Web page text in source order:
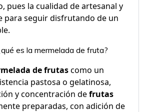
pues la cualidad de artesanal y
para seguir disfrutando de un
es la mermelada de fruta?
de frutascomo un
pastosa o gelatinosa,
y concentración defrutas
preparadas, con adición de